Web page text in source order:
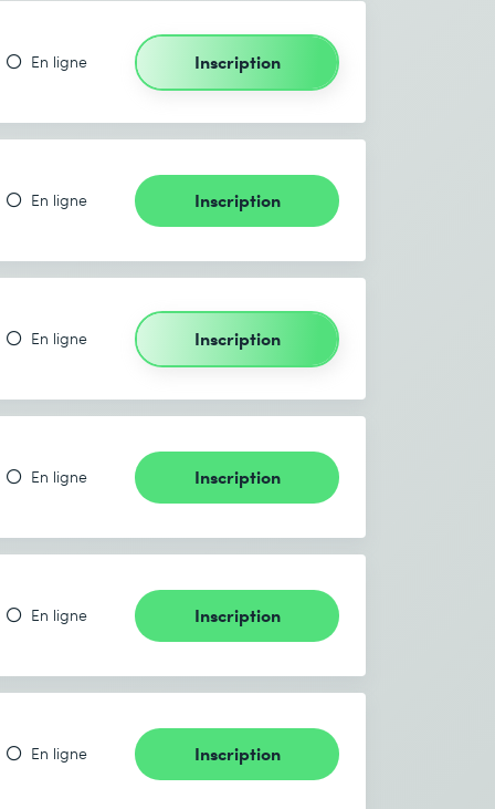
En ligne Inscription
En ligne Inscription
En ligne Inscription
En ligne Inscription
En ligne Inscription
En ligne Inscription